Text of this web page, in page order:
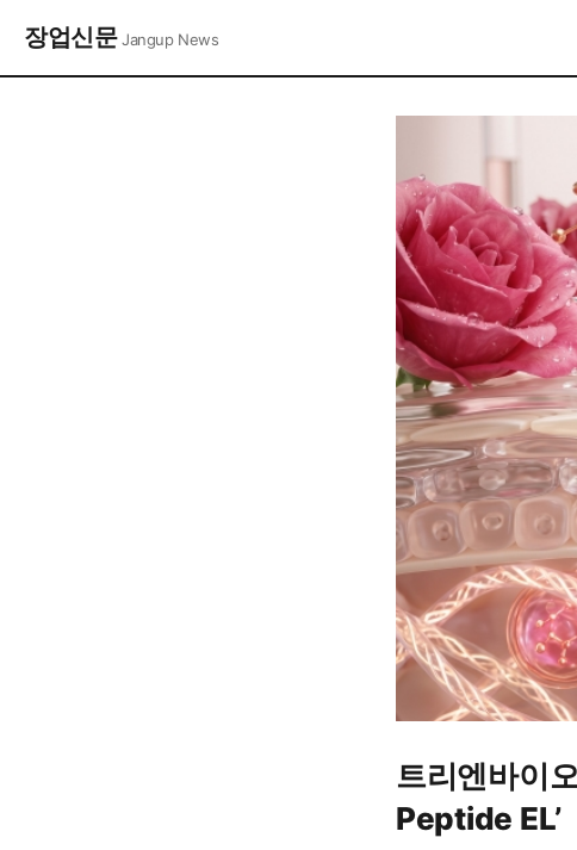
장업신문Jangup News
트리엔바이
Peptide EL’